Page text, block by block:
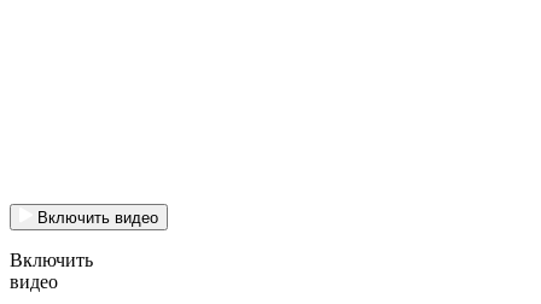
Включить видео
Включить
видео